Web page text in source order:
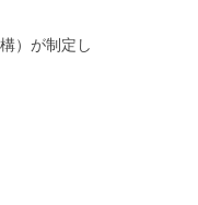
）が制定し